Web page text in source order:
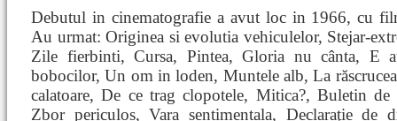
Debutul in cinematografie a avut loc in 1966, cu
Au urmat: Originea si evolutia vehiculelor, Stejar-
Zile fierbinti, Cursa, Pintea, Gloria nu cânta, E
bobocilor, Un om in loden, Muntele alb, La
calatoare, De ce trag clopotele, Mitica?, Buletin
Zbor periculos, Vara sentimentala, Declaraţie de